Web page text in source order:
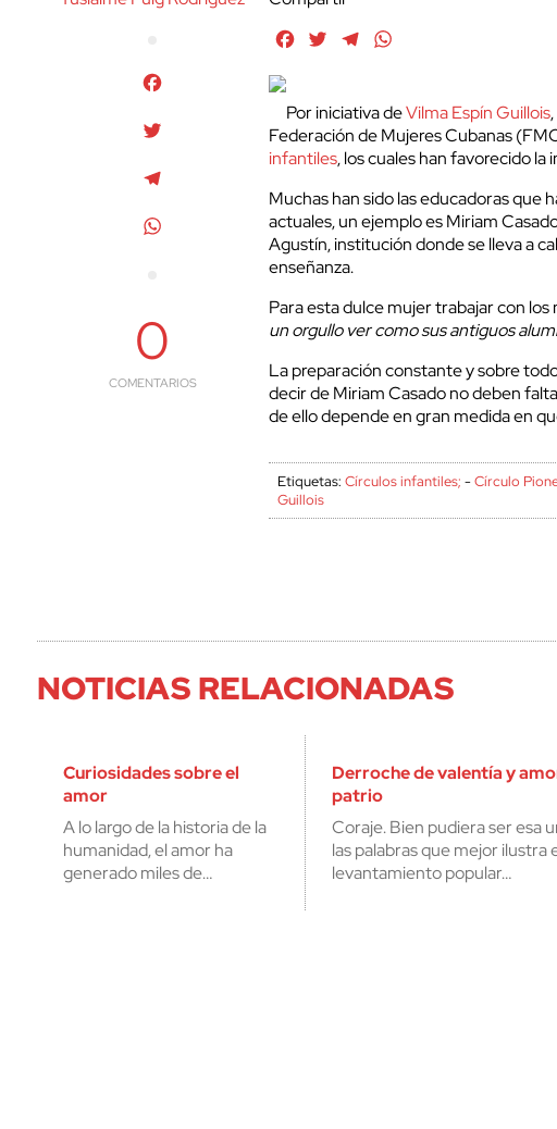
0
COMENTARIOS
FacebookTwitterTelegram
Por iniciativa deVilma Espí­n Guillois
Federación de Mujeres Cubanas
infantiles, los cuales han favorecido
Muchas han sido las educadoras que
actuales, un ejemplo es Miriam
Agustín, institución donde se lleva a
enseñanza.
Para esta dulce mujer trabajar con
un orgullo ver como sus antiguos
La preparación constante y sobre
decir de Miriam Casado no deben
de ello depende en gran medida en
Etiquetas:Círculos infantiles; -Cí­rculo
Guillois
NOTICIAS RELACIONADAS
Curiosidades sobre el
amor
A lo largo de la historia de la
humanidad, el amor ha
generado miles de…
Derroche de valentía y
patrio
Coraje. Bien pudiera ser esa
las palabras que mejor ilustra
levantamiento popular…